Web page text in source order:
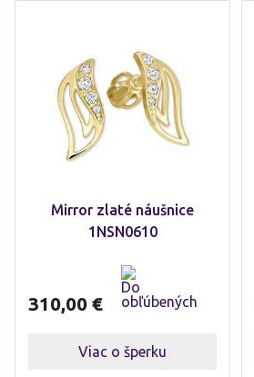
Mirror zlaté náušnice
1NSN0610
310,00 €
Viac o šperku